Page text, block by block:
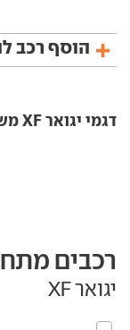
הוסף רכב
דגמי יגואר XF משנים קודמות
רכבים
יגואר XF